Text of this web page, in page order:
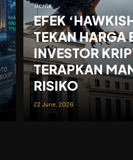
Berita
EFEK
TEKAN HARGA
INVESTOR
TERAPKAN
RISIKO
22 June, 2026